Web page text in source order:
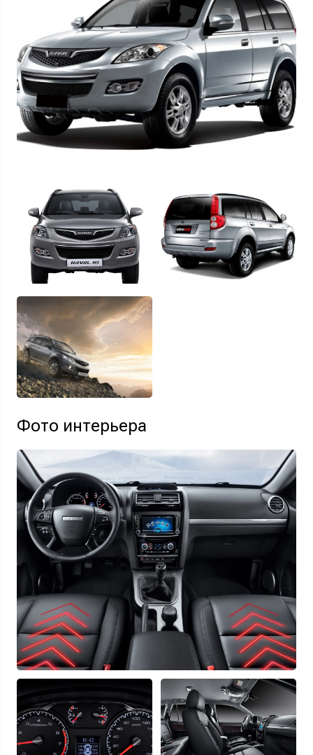
Найти авто
Отправляя данную форму Вы даетесогласие на обработкусвоих
персональных данных
Фото интерьера